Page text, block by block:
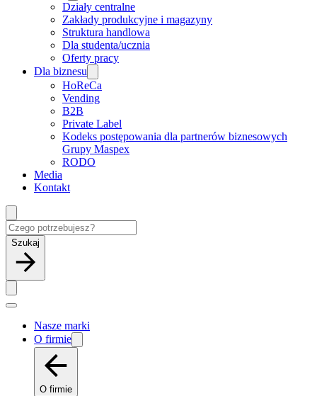
Działy centralne
Zakłady produkcyjne i magazyny
Struktura handlowa
Dla studenta/ucznia
Oferty pracy
Dla biznesu
HoReCa
Vending
B2B
Private Label
Kodeks postępowania dla partnerów biznesowych
Grupy Maspex
RODO
Media
Kontakt
Szukaj
Nasze marki
O firmie
O firmie